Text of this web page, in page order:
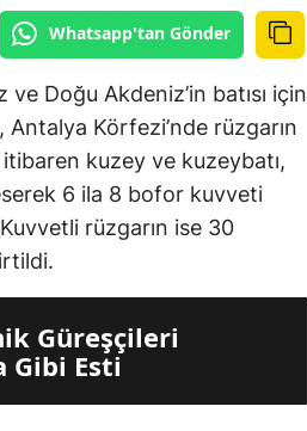
Whatsapp'tan Gönder
Doğu Akdeniz’in batısı için
Antalya Körfezi’nde rüzgarın
kuzey ve kuzeybatı,
6 ila 8 bofor kuvveti
rüzgarın ise 30
Güreşçileri
Gibi Esti